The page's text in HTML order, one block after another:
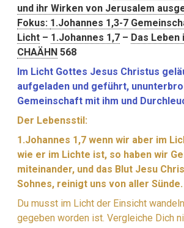
und ihr Wirken von Jerusalem
Fokus: 1.Johannes 1,3-7
Licht – 1.Johannes 1,7 – Das Leben
CHAÄHN 568
Im Licht Gottes Jesus Christus
aufgeladen und geführt,
Gemeinschaft mit ihm und
Der Lebensstil:
1.Johannes 1,7 wenn wir aber im
wie er im Lichte ist, so haben wir
miteinander, und das Blut Jesu
Sohnes, reinigt uns von aller Sünde.
Du musst im Licht der Einsicht
gegeben worden ist. Vergleiche Dich